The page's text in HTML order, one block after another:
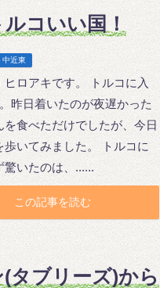
コいい国！
中近東
ヒロアキです。 トルコに入
昨日着いたのが夜遅かった
を食べただけでしたが、今日
歩いてみました。 トルコに
驚いたのは、......
この記事を読む
タブリーズ)から